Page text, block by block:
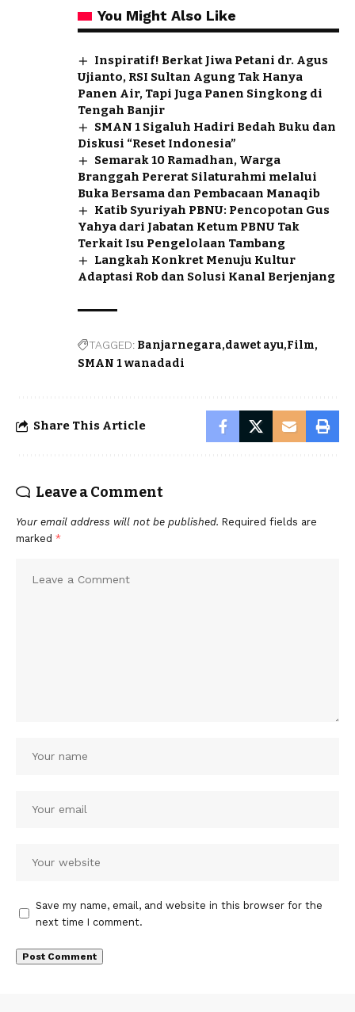
You Might Also Like
Inspiratif! Berkat Jiwa Petani dr. Agus
Ujianto, RSI Sultan Agung Tak Hanya
Panen Air, Tapi Juga Panen Singkong di
Tengah Banjir
SMAN 1 Sigaluh Hadiri Bedah Buku dan
Diskusi “Reset Indonesia”
Semarak 10 Ramadhan, Warga
Branggah Pererat Silaturahmi melalui
Buka Bersama dan Pembacaan Manaqib
Katib Syuriyah PBNU: Pencopotan Gus
Yahya dari Jabatan Ketum PBNU Tak
Terkait Isu Pengelolaan Tambang
Langkah Konkret Menuju Kultur
Adaptasi Rob dan Solusi Kanal Berjenjang
TAGGED: Banjarnegara dawet ayu Film
SMAN 1 wanadadi
Share This Article
Leave a Comment
Your email address will not be published. Required fields are
marked *
Save my name, email, and website in this browser for the
next time I comment.